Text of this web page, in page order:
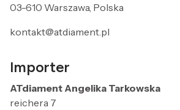
03-610 Warszawa, Polska
kontakt@atdiament.pl
Importer
ATdiament Angelika Tarkowska
reichera 7